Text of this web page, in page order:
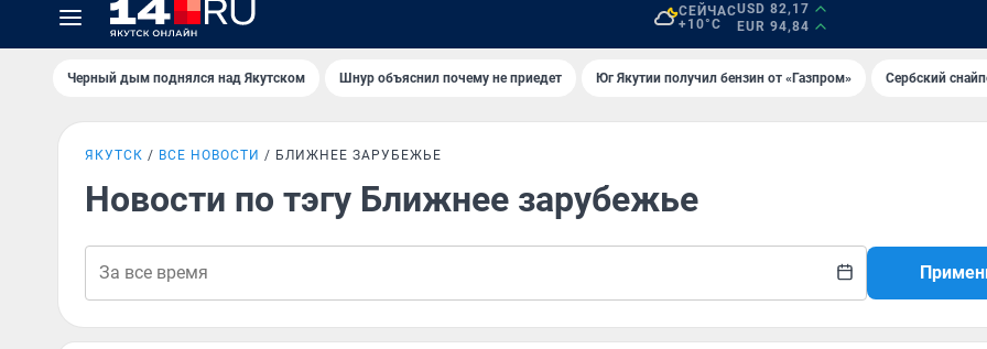
СЕЙЧАС
+10°C
USD 82,17
EUR 94,84
Черный дым поднялся над Якутском Шнур объяснил почему не приедет Юг Якутии получил бензин от «Газпром» Сербский
ЯКУТСК ВСЕ НОВОСТИ БЛИЖНЕЕ ЗАРУБЕЖЬЕ
Новости по тэгу Ближнее зарубежье